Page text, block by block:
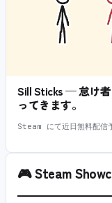
Sill Sticks — 怠け
ってきます。
Steam にて近日無料配信
🎮Steam